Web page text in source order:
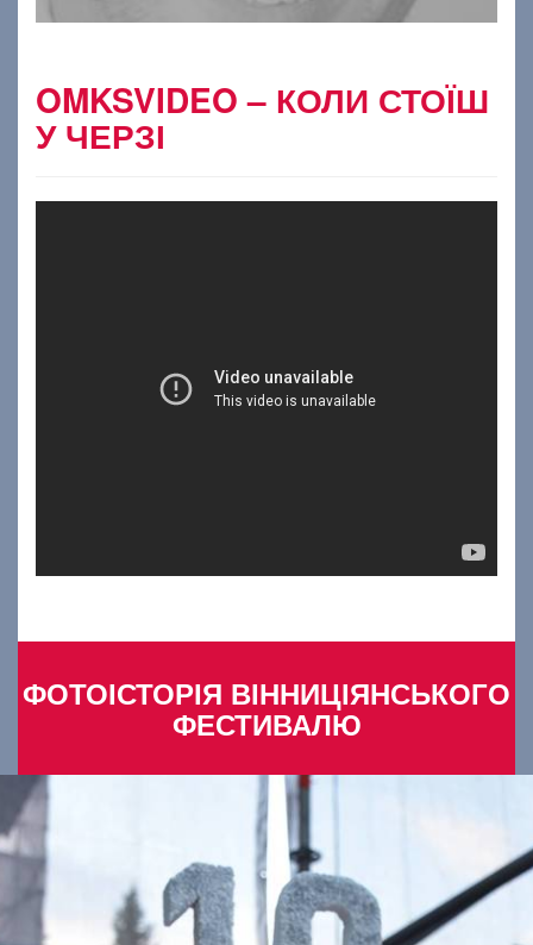
OMKSVIDEO – КОЛИ СТОЇШ
У ЧЕРЗІ
ФОТОІСТОРІЯ ВІННИЦІЯНСЬКОГО
ФЕСТИВАЛЮ